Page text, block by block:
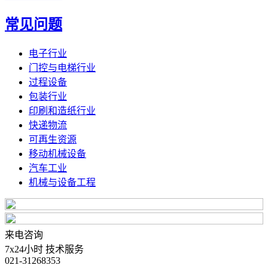
常见问题
电子行业
门控与电梯行业
过程设备
包装行业
印刷和造纸行业
快递物流
可再生资源
移动机械设备
汽车工业
机械与设备工程
来电咨询
7x24小时 技术服务
021-31268353